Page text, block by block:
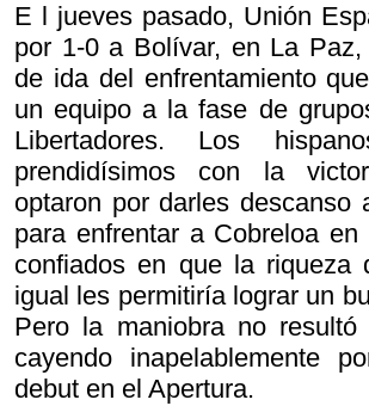
E l jueves pasado, Unión
por 1-0 a Bolívar, en La
de ida del enfrentamiento
un equipo a la fase de
Libertadores. Los
prendidísimos con la
optaron por darles descanso
para enfrentar a Cobreloa en
confiados en que la riqueza
igual les permitiría lograr un
Pero la maniobra no resultó
cayendo inapelablemente
debut en el Apertura.